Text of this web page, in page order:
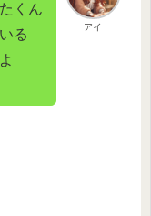
アイ
くん
る